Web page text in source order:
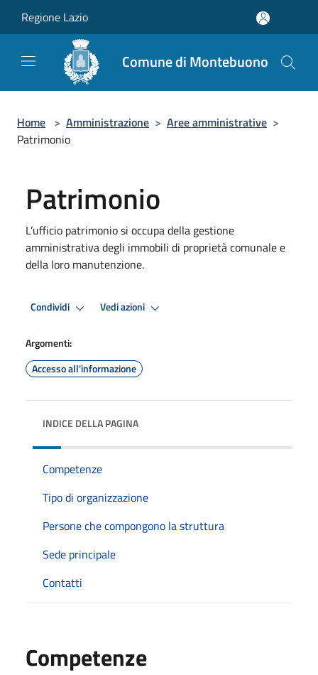
Regione Lazio
Comune di Montebuono
Home > Amministrazione > Aree amministrative >
Patrimonio
Patrimonio
L’ufficio patrimonio si occupa della gestione
amministrativa degli immobili di proprietà comunale e
della loro manutenzione.
Condividi Vedi azioni
Argomenti:
Accesso all'informazione
INDICE DELLA PAGINA
Competenze
Tipo di organizzazione
Persone che compongono la struttura
Sede principale
Contatti
Competenze